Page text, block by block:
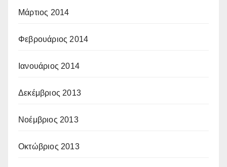
Μάρτιος 2014
Φεβρουάριος 2014
Ιανουάριος 2014
Δεκέμβριος 2013
Νοέμβριος 2013
Οκτώβριος 2013